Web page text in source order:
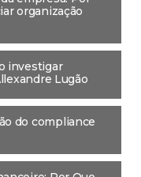
organização
investigar
Lugão
do compliance